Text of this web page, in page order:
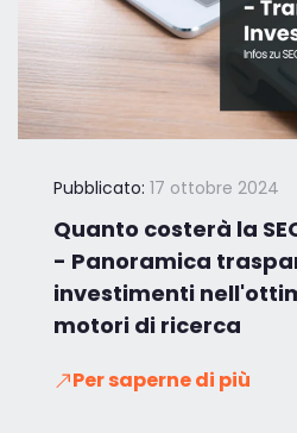
Pubblicato: 17 ottobre 2024
Quanto costerà la
- Panoramica
investimenti
motori di ricerca
Per saperne di più